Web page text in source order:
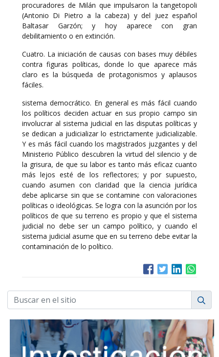
procuradores de Milán que impulsaron la tangetopoli
(Antonio Di Pietro a la cabeza) y del juez español
Baltasar Garzón; y hoy aparece con gran
debilitamiento o en extinción.
Cuatro. La iniciación de causas con bases muy débiles
contra figuras políticas, donde lo que aparece más
claro es la búsqueda de protagonismos y aplausos
fáciles.
sistema democrático. En general es más fácil cuando
los políticos deciden actuar en sus propio campo sin
involucrar al sistema judicial en las disputas políticas y
se dedican a judicializar lo estrictamente judicializable.
Y es más fácil cuando los magistrados juzgantes y del
Ministerio Público descubren la virtud del silencio y de
la grisura, de que su labor es tanto más eficaz cuanto
más lejos esté de los reflectores; y por supuesto,
cuando asumen con claridad que la ciencia jurídica
debe aplicarse sin que se contamine con valoraciones
políticas o ideológicas. Se logra con la asunción por los
políticos de que su terreno es propio y que el sistema
judicial no debe ser un campo político, y cuando el
sistema judicial asume que en su terreno debe evitar la
contaminación de lo político.